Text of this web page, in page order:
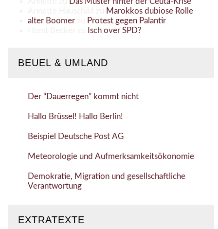
Marokkos dubiose Rolle
alter Boomerzu
Protest gegen Palantir
Isch over SPD?
BEUEL & UMLAND
Der “Dauerregen” kommt nicht
Hallo Brüssel! Hallo Berlin!
Beispiel Deutsche Post AG
Meteorologie und Aufmerksamkeitsökonomie
Demokratie, Migration und gesellschaftliche
Verantwortung
EXTRATEXTE